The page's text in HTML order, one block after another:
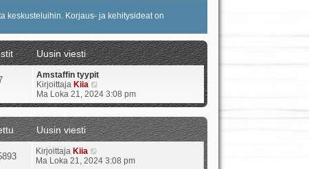
keskusteluihin. Korjaus- ja kehitysideat on
Uusin viesti
Amstaffin tyypit
KirjoittajaKiia
ä
y
ä
u
u
i
Ma Loka 21, 2024 3:08 pm
Uusin viesti
KirjoittajaKiia
Ma Loka 21, 2024 3:08 pm